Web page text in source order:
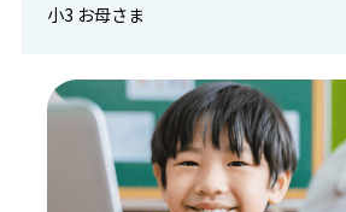
小3 お母さま